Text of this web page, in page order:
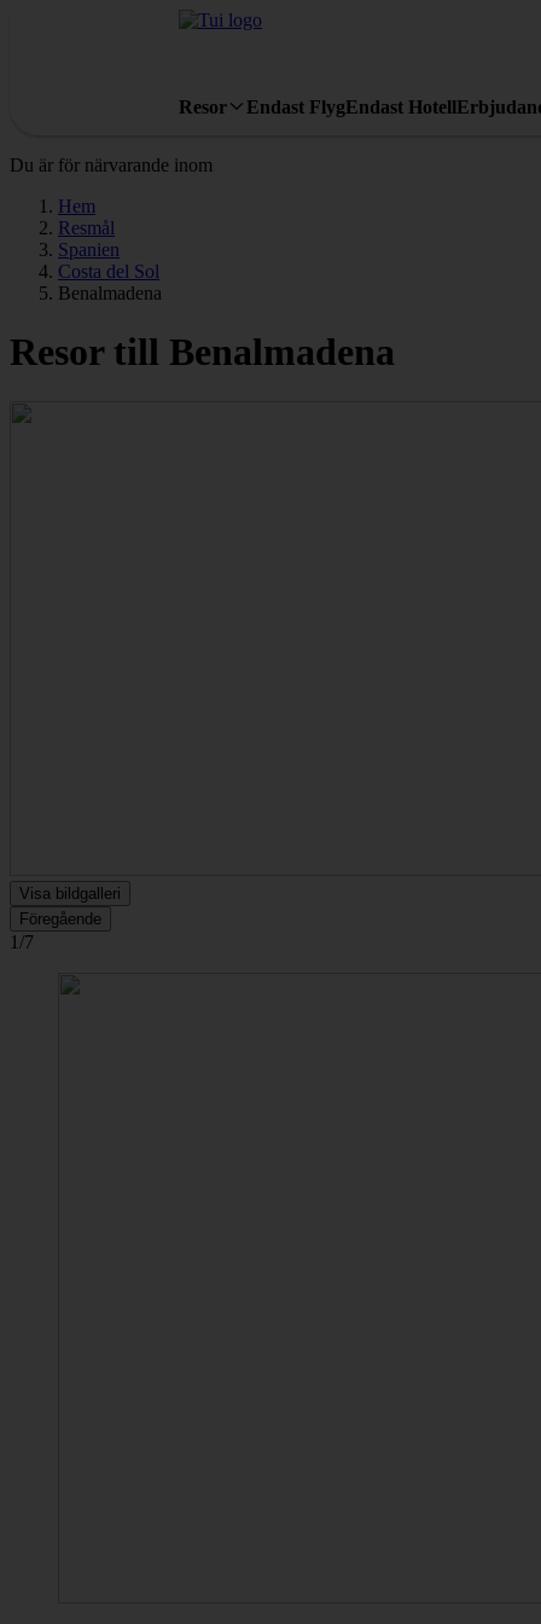
Resor Endast FlygEndast Hotell
Du är för närvarande inom
Hem
Resmål
Spanien
Costa del Sol
Benalmadena
Resor till Benalmadena
Visa bildgalleri
Föregående
1/7